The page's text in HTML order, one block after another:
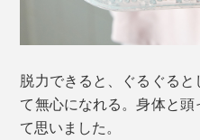
脱力できると、ぐるぐる
て無心になれる。身体と
て思いました。